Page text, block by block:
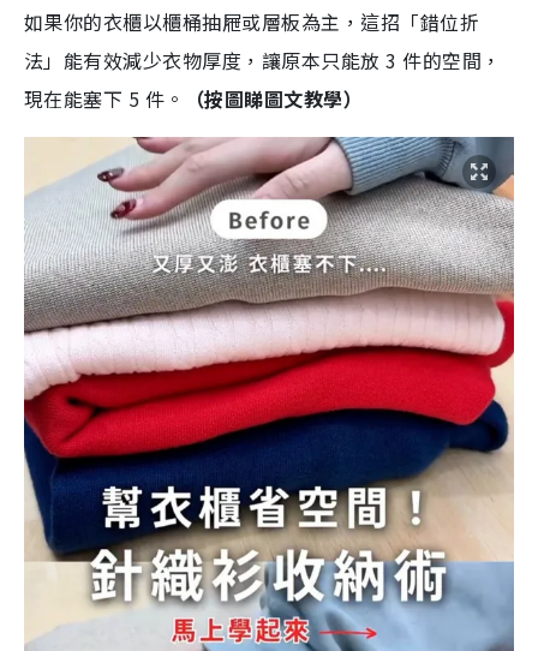
如果你的衣櫃以櫃桶抽屜或層板為主，這招「錯位折
法」能有效減少衣物厚度，讓原本只能放 3 件的空間，
現在能塞下 5 件。
（按圖睇圖文教學）